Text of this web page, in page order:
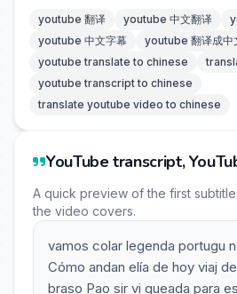
youtube 翻译 youtube 中文翻译
youtube 中文字幕
youtube 翻译成中
youtube translate to chinese
youtube transcript to chinese
translate youtube video to chinese
YouTube transcript,
A quick preview of the first
the video covers.
vamos colar legenda portugu
Cómo andan elía de hoy viaj
braso Pao sir vi queada para